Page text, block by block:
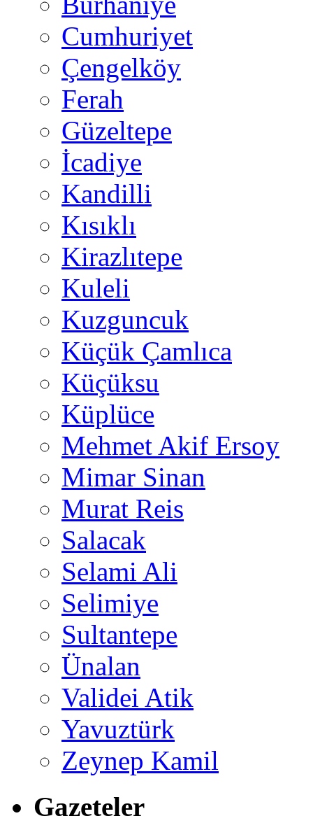
Cumhuriyet
Çengelköy
Ferah
Güzeltepe
İcadiye
Kandilli
Kısıklı
Kirazlıtepe
Kuleli
Kuzguncuk
Küçük Çamlıca
Küçüksu
Küplüce
Mehmet Akif Ersoy
Mimar Sinan
Murat Reis
Salacak
Selami Ali
Selimiye
Sultantepe
Ünalan
Validei Atik
Yavuztürk
Zeynep Kamil
Gazeteler